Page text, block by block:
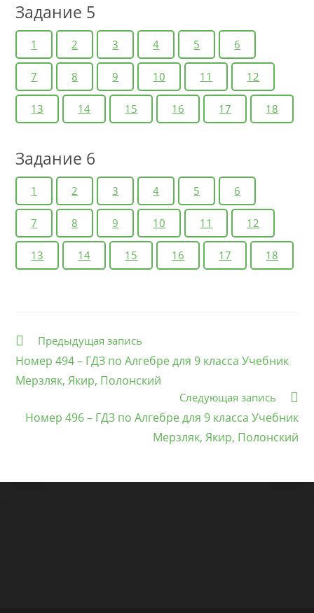
Задание 5
1 2 3 4 5 6
7 8 9 10 11 12
13 14 15 16 17 18
Задание 6
1 2 3 4 5 6
7 8 9 10 11 12
13 14 15 16 17 18
Еще
Предыдущая запись
Номер 494 – ГДЗ по Алгебре для 9 класса Учебник
Мерзляк, Якир, Полонский
Следующая запись
Номер 496 – ГДЗ по Алгебре для 9 класса Учебник
Мерзляк, Якир, Полонский